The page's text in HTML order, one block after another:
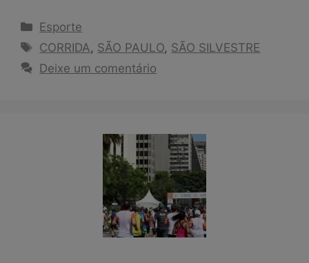
Categorias
Esporte
Tags
CORRIDA, SÃO PAULO, SÃO SILVESTRE
Deixe um comentário